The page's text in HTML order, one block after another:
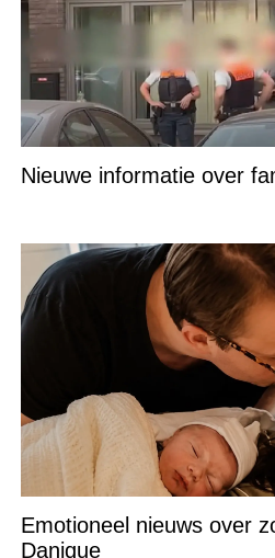
Nieuwe informatie over
Emotioneel nieuws over
Danique